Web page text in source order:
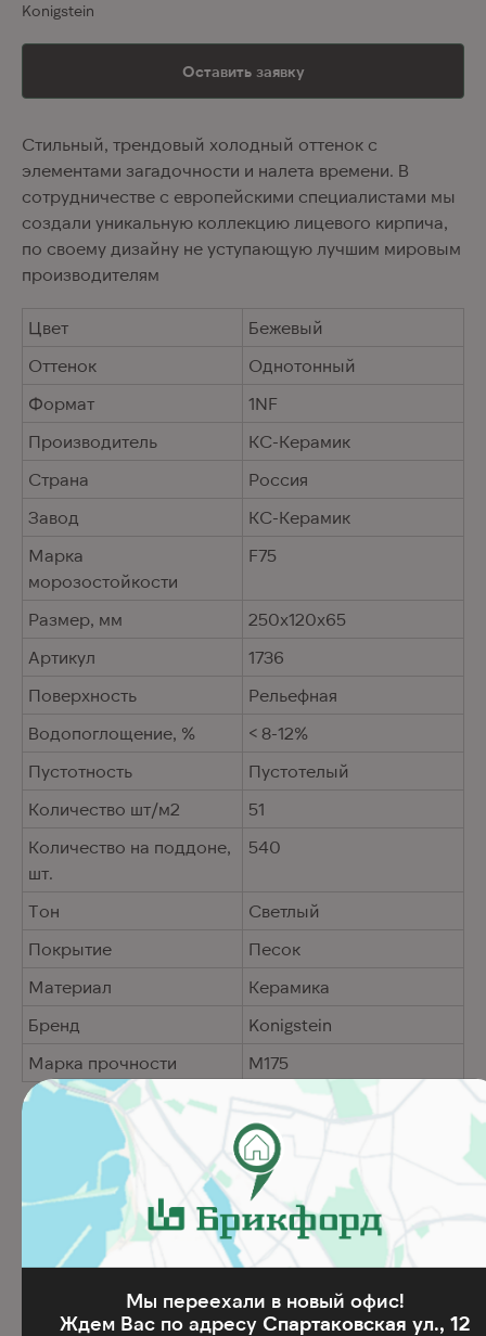
Konigstein
Оставить заявку
Стильный, трендовый холодный оттенок с
элементами загадочности и налета времени. В
сотрудничестве с европейскими специалистами мы
создали уникальную коллекцию лицевого кирпича,
по своему дизайну не уступающую лучшим мировым
производителям
Цвет
Бежевый
Оттенок
Однотонный
Формат
1NF
Производитель
КС-Керамик
Страна
Россия
Завод
КС-Керамик
Марка
морозостойкости
F75
Размер, мм
250х120х65
Артикул
1736
Поверхность
Рельефная
Водопоглощение, %
< 8-12%
Пустотность
Пустотелый
Количество шт/м2
51
Количество на поддоне,
шт.
540
Тон
Светлый
Покрытие
Песок
Материал
Керамика
Бренд
Konigstein
Марка прочности
M175
Похожие товары
Мы переехали в новый офис!
Ждем Вас по адресу Спартаковская ул., 12